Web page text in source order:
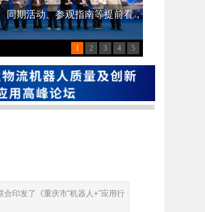
印发了《重庆市“机器人+”应用行